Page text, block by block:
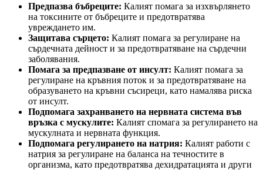
Предпазва бъбреците: Калият помага за изхвърлянето
на токсините от бъбреците и предотвратява
увреждането им.
Защитава сърцето: Калият помага за регулиране на
сърдечната дейност и за предотвратяване на сърдечни
заболявания.
Помага за предпазване от инсулт: Калият помага за
регулиране на кръвния поток и за предотвратяване на
образуването на кръвни съсиреци, като намалява риска
от инсулт.
Подпомага захранването на нервната система във
връзка с мускулите: Калият спомага за регулирането на
мускулната и нервната функция.
Подпомага регулирането на натрия: Калият работи с
натрия за регулиране на баланса на течностите в
организма, като предотвратява дехидратацията и други